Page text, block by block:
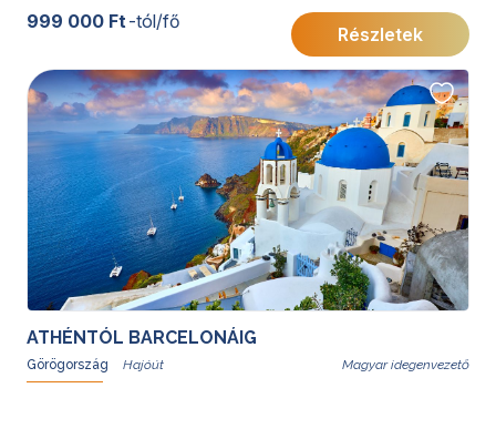
Korfu ékköveit, Bari történelmi báját, valamint
Alberobello jellegzetes trullóit, Trieszt eleganciáját,
Katakolon ősi varázsát és az Olimpia szülőhazáját,
Kréta szigetének báját és Kusadasi magával ragadó
varázsát
999 000 Ft -tól/fő
Részletek
ATHÉNTÓL BARCELONÁIG
Görögország Magyar idegenvezető